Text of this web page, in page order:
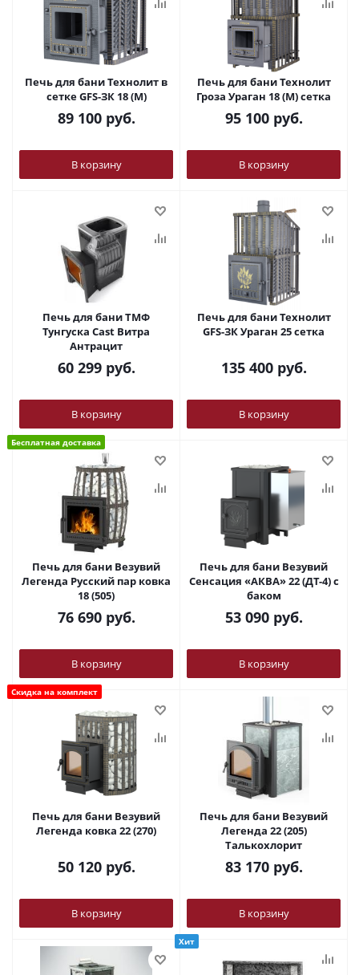
Печь для бани Технолит в
сетке GFS-ЗК 18 (М)
89 100руб.
В корзину
Печь для бани Технолит
Гроза Ураган 18 (М) сетка
95 100руб.
В корзину
Печь для бани ТМФ
Тунгуска Cast Витра
Антрацит
60 299руб.
В корзину
Печь для бани Технолит
GFS-ЗК Ураган 25 сетка
135 400руб.
В корзину
Бесплатная доставка
Печь для бани Везувий
Легенда Русский пар ковка
18 (505)
76 690руб.
В корзину
Печь для бани Везувий
Сенсация «АКВА» 22 (ДТ-4) с
баком
53 090руб.
В корзину
Скидка на комплект
Печь для бани Везувий
Легенда ковка 22 (270)
50 120руб.
В корзину
Печь для бани Везувий
Легенда 22 (205)
Талькохлорит
83 170руб.
В корзину
Хит